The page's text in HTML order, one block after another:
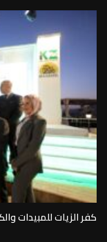
كفر الزيات للمبيدات